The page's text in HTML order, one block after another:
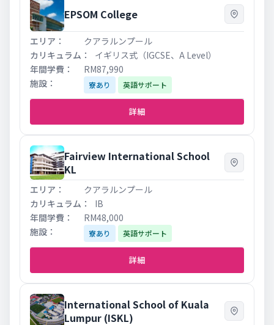
EPSOM College
クアラルンプール
イギリス式（IGCSE、A Level）
RM87,990
寮あり 英語サポート
詳細
Fairview International School
KL
クアラルンプール
IB
RM48,000
寮あり 英語サポート
詳細
International School of Kuala
Lumpur (ISKL)